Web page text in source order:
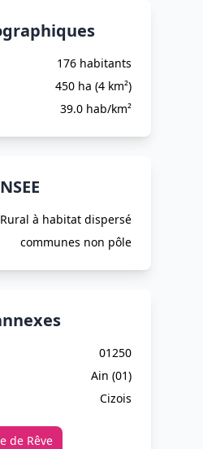
176 habitants
450 ha (4 km²)
39.0 hab/km²
Rural à habitat dispersé
communes non pôle
01250
Ain (01)
Cizois
de Rêve